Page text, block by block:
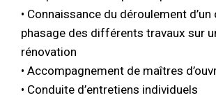
• Connaissance du déroulement d’un
phasage des différents travaux sur
rénovation
• Accompagnement de maîtres
• Conduite d’entretiens individuels